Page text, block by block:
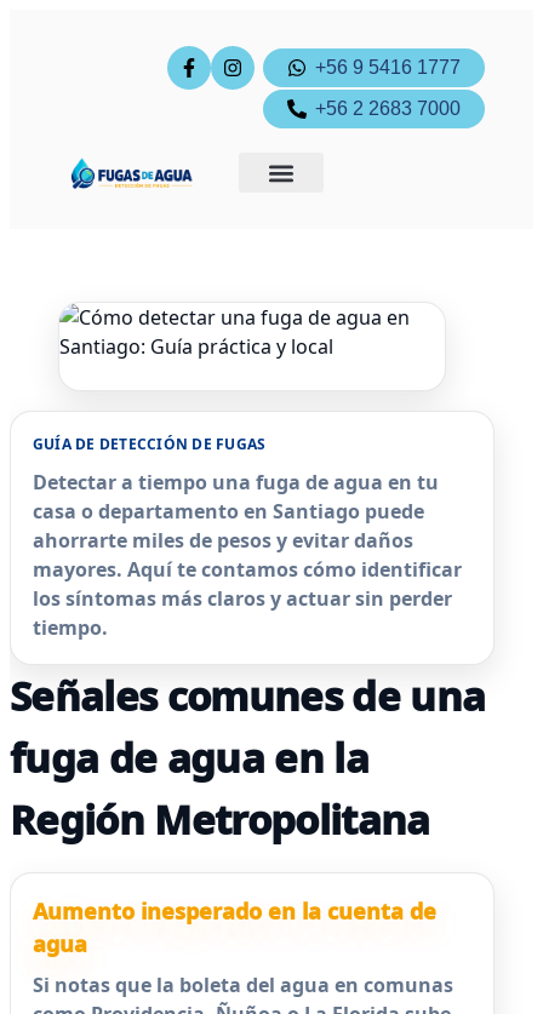
+56 9 5416 1777
+56 2 2683 7000
GUÍA DE DETECCIÓN DE FUGAS
Detectar a tiempo una fuga de agua en tu
casa o departamento en Santiago puede
ahorrarte miles de pesos y evitar daños
mayores. Aquí te contamos cómo identificar
los síntomas más claros y actuar sin perder
tiempo.
Señales comunes de una
fuga de agua en la
Región Metropolitana
Aumento inesperado en la cuenta de
agua
Si notas que la boleta del agua en comunas